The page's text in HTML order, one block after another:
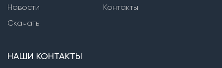
Насосы серии TMV
Насосы серии ЦНС
Новости
Скачать
Контакты
НАШИ КОНТАКТЫ